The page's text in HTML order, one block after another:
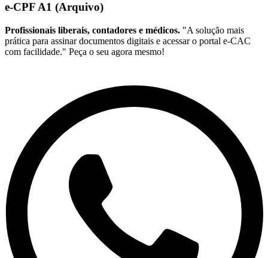
e-CPF A1 (Arquivo)
Profissionais liberais, contadores e médicos. "A solução mais
prática para assinar documentos digitais e acessar o portal e-CAC
com facilidade." Peça o seu agora mesmo!